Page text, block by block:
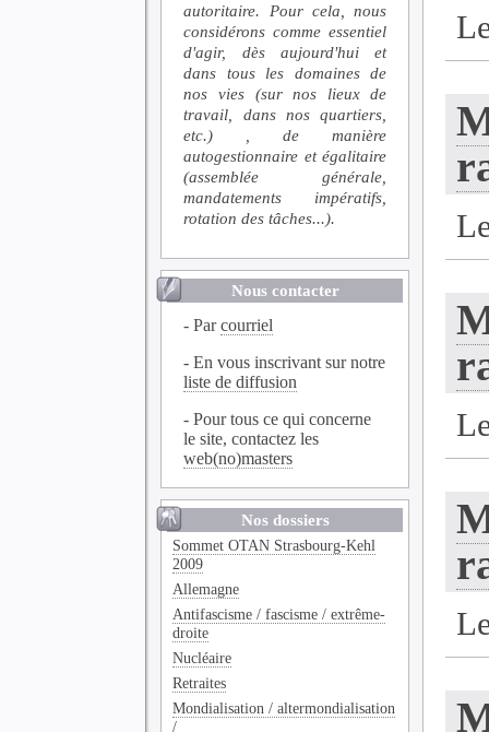
autoritaire. Pour cela, nous
considérons comme essentiel
d'agir, dès aujourd'hui et
dans tous les domaines de
nos vies (sur nos lieux de
travail, dans nos quartiers,
etc.) , de manière
autogestionnaire et égalitaire
(assemblée générale,
mandatements impératifs,
rotation des tâches...).
Nous contacter
- Parcourriel
- En vous inscrivant sur notre
liste de diffusion
- Pour tous ce qui concerne
le site, contactez les
web(no)masters
Nos dossiers
Sommet OTAN Strasbourg-Kehl
2009
Allemagne
Antifascisme / fascisme / extrême-
droite
Nucléaire
Retraites
Mondialisation / altermondialisation
/